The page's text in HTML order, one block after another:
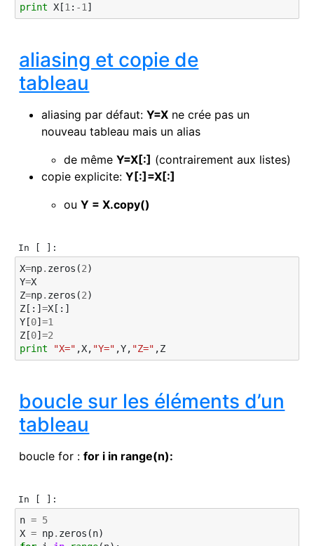
print X [1 : -1 ]
aliasing et copie de
tableau
aliasing par défaut:Y=X ne crée pas un
nouveau tableau mais un alias
de mêmeY=X[:] (contrairement aux listes)
copie explicite:Y[:]=X[:]
ouY = X.copy()
In [ ]:
X=np. zeros (2)
Y=X
Z=np. zeros (2)
Z [:]=X [:]
Y [0]=1
Z [0]=2
print
"X=" ,X, "Y=" ,Y, "Z=" ,Z
boucle sur les éléments d’un
tableau
boucle for :for i in range(n):
In [ ]:
n = 5
X = np. zeros (n)